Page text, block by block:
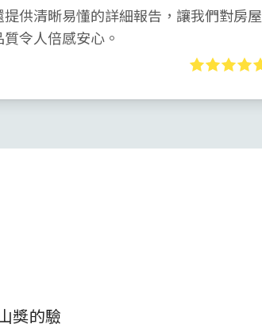
供清晰易懂的詳細報告，讓我們對房屋
令人倍感安心。
獎的驗